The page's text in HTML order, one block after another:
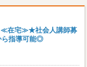
≪在宅≫★社会人講師募
ら指導可能◎